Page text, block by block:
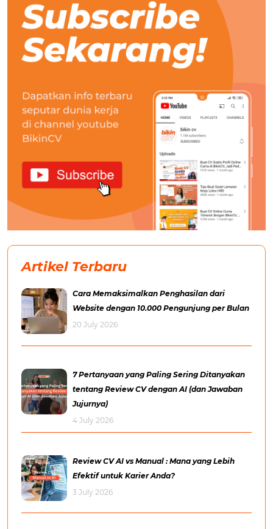
Artikel Terbaru
Cara Memaksimalkan Penghasilan dari
Website dengan 10.000 Pengunjung per Bulan
20 July 2026
7 Pertanyaan yang Paling Sering Ditanyakan
tentang Review CV dengan AI (dan Jawaban
Jujurnya)
4 July 2026
Review CV AI vs Manual : Mana yang Lebih
Efektif untuk Karier Anda?
3 July 2026